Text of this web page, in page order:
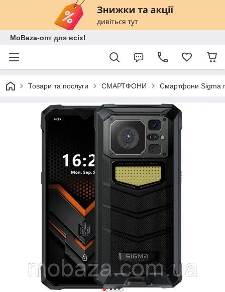
MoBaza-опт для всіх!
Товари та послуги СМАРТФОНИ Смартфони Sigma